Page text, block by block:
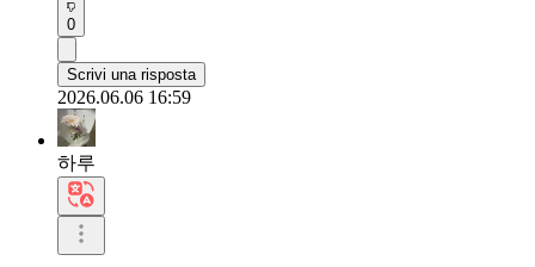
0
Scrivi una risposta
2026.06.06 16:59
하루